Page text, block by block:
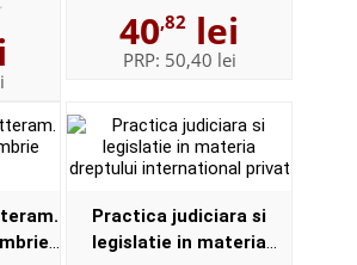
40,82 lei
PRP: 50,40 lei
Practica judiciara si
legislatie in materia